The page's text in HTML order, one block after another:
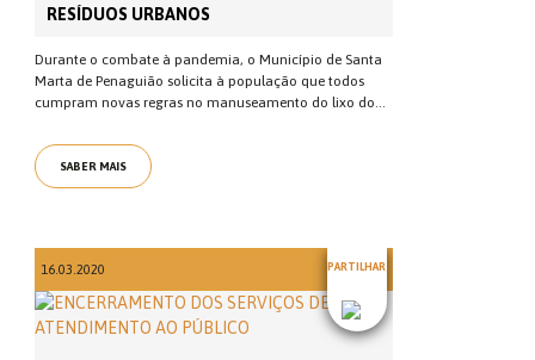
RESÍDUOS URBANOS
Durante o combate à pandemia, o Município de Santa
Marta de Penaguião solicita à população que todos
cumpram novas regras no manuseamento do lixo do...
SABER MAIS
16.03.2020 PARTILHAR